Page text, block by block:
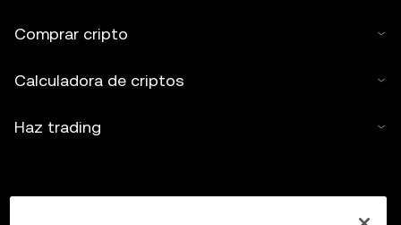
Comprar cripto
Calculadora de criptos
Haz trading